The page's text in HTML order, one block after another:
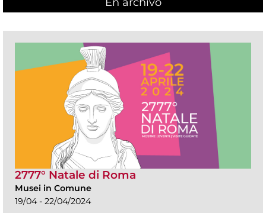
2777° Natale di Roma
Musei in Comune
19/04 - 22/04/2024